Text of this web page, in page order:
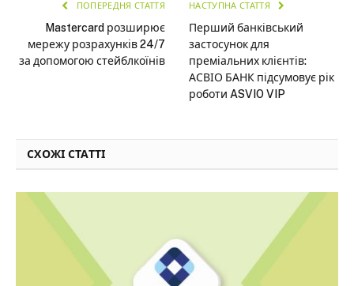
ПОПЕРЕДНЯ СТАТТЯ
Mastercard розширює
мережу розрахунків 24/7
за допомогою стейблкоїнів
НАСТУПНА СТАТТЯ
Перший банківський
застосунок для
преміальних клієнтів:
АСВІО БАНК підсумовує рік
роботи ASVIO VIP
СХОЖІ СТАТТІ